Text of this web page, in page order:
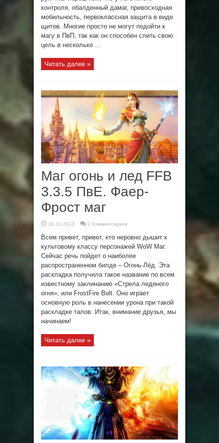
контроля, обалденный дамаг, превосходная
мобильность, первоклассная защита в виде
щитов. Многие просто не могут подойти к
магу в ПвП, так как он способен слить свою
цель в несколько ...
Читать далее »
Маг огонь и лед FFB
3.3.5 ПвЕ. Фаер-
Фрост маг
31.10.2013 2 Комментариев
Всем привет, привет, кто неровно дышит к
культовому классу персонажей WoW Маг.
Сейчас речь пойдет о наиболее
распространенном билде – Огонь-Лёд. Эта
раскладка получила такое название по всем
известному заклинанию «Стрела ледяного
огня», или FrostFire Bolt. Оно играет
основную роль в нанесении урона при такой
раскладке талов. Итак, внимание друзья, мы
начинаем!
Читать далее »